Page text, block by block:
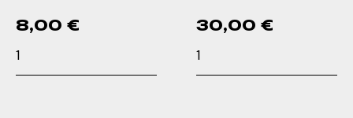
8,00 €
30,00 €